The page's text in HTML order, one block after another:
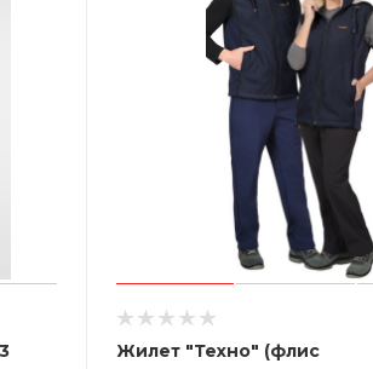
Жилет "Техно" (флис